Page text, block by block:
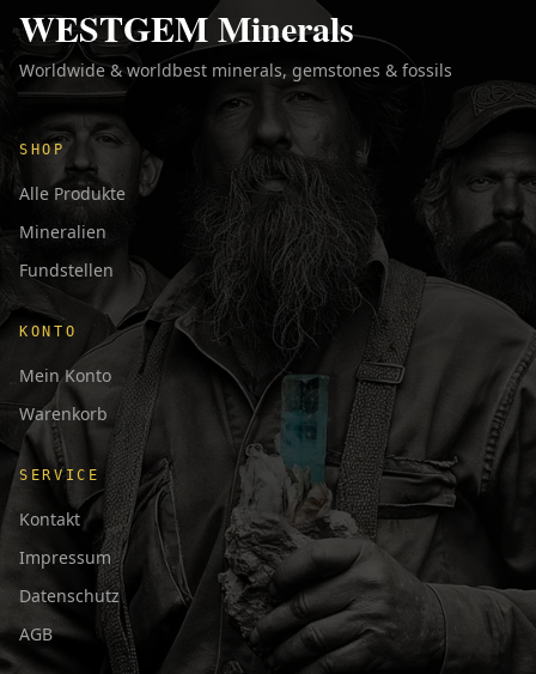
WESTGEM Minerals
Worldwide & worldbest minerals, gemstones & fossils
SHOP
Alle Produkte
Mineralien
Fundstellen
KONTO
Mein Konto
Warenkorb
SERVICE
Kontakt
Impressum
Datenschutz
AGB
日本語